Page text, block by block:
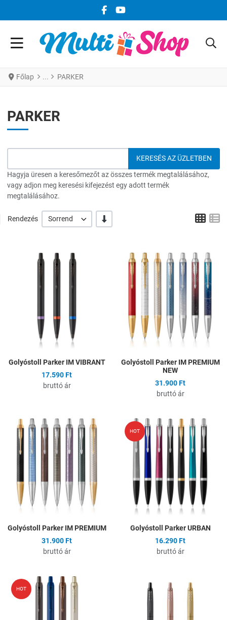
FACEBOOK KÖZÖSSÉGI LINK
YOUTUBE KÖZÖSSÉGI LINK
Főlap PARKER
PARKER
Hagyja üresen a keresőmezőt az összes termék megtalálásához,
vagy adjon meg keresési kifejezést egy adott termék
megtalálásához.
Rendezés Sorrend -/+ Grid
Hozzáadás a kívánságlistához
Összehasonlítás
Golyóstoll Parker IM VIBRANT
17.590 Ft
bruttó ár
Golyóstoll Parker IM PREMIUM
NEW
31.900 Ft
bruttó ár
Hozzáadás a kívánságlistához
Összehasonlítás
Golyóstoll Parker IM PREMIUM
31.900 Ft
bruttó ár
HOT
Golyóstoll Parker URBAN
16.290 Ft
bruttó ár
HOT
Hozzáadás a kívánságlistához